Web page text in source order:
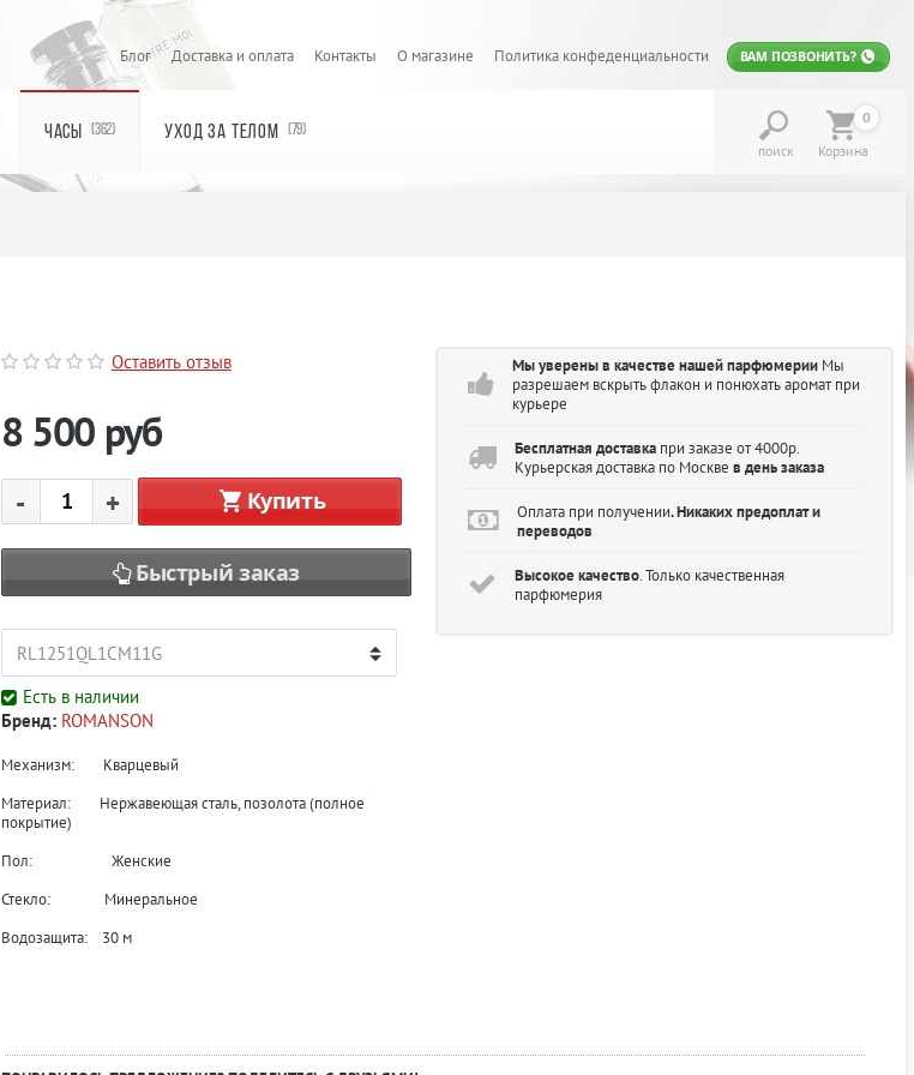
Блог Доставка и оплата Контакты О магазине Политика конфеденциальности ВАМ ПОЗВОНИТЬ?
ЧАСЫ (362) УХОД ЗА ТЕЛОМ (79)
поиск
0
Корзина
Оставить отзыв
8 500 руб
- + Купить
Быстрый заказ
Есть в наличии
Бренд: ROMANSON
Механизм: Кварцевый
Материал: Нержавеющая сталь, позолота (полное
покрытие)
Пол: Женские
Стекло: Минеральное
Водозащита: 30 м
Мы уверены в качестве нашей парфюмерииМы
разрешаем вскрыть флакон и понюхать аромат при
курьере
Бесплатная доставкапри заказе от 4000р.
Курьерская доставка по Москве в день заказа
Оплата при получении. Никаких предоплат и
переводов
Высокое качество. Только качественная
парфюмерия